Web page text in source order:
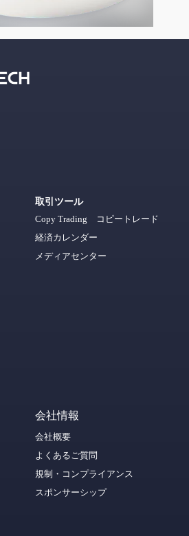
取引ツール
Copy Trading コピートレード
経済カレンダー
メディアセンター
会社情報
会社概要
よくあるご質問
規制・コンプライアンス
スポンサーシップ